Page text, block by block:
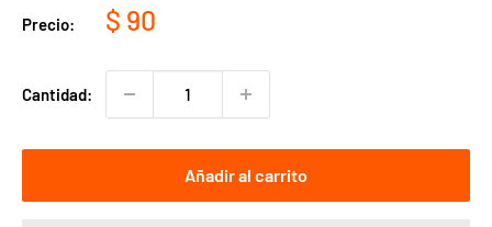
Precio:
Precio
venta
$ 90
Cantidad:
Añadir al carrito